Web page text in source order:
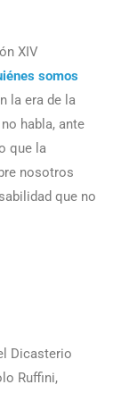
XIV
somos
la era de la
habla, ante
que la
nosotros
que no
Dicasterio
Ruffini,